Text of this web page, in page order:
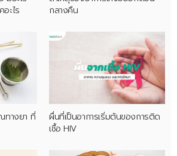
ะไร
กลางคืน
ทางยา ที่
ผื่นที่เป็นอาการเริ่มต้นของการติด
เชื้อ HIV